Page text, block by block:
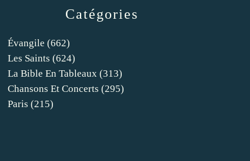
Catégories
Évangile (662)
Les Saints (624)
La Bible En Tableaux (313)
Chansons Et Concerts (295)
Paris (215)